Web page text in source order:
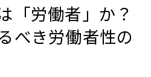
「労働者」か？
べき労働者性の